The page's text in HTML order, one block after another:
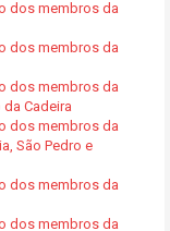
dos membros da
dos membros da
dos membros da
Cadeira
dos membros da
São Pedro e
dos membros da
dos membros da